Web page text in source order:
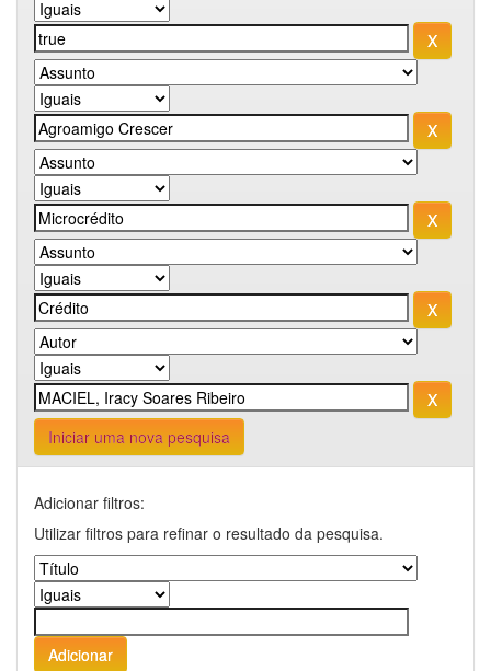
Iniciar uma nova pesquisa
Adicionar filtros:
Utilizar filtros para refinar o resultado da pesquisa.